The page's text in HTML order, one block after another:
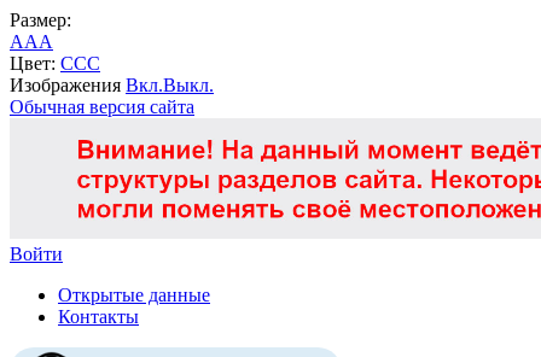
Размер:
AAA
Цвет: CCC
Изображения Вкл.Выкл.
Обычная версия сайта
Войти
Открытые данные
Контакты